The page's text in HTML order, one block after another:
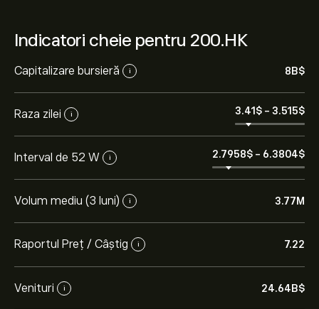
Indicatori cheie pentru 200.HK
Capitalizare bursieră i 8B‎$‎
Raza zilei i 3.41‎$‎ - 3.515‎$‎
Interval de 52 W i 2.7958‎$‎ - 6.3804‎$‎
Volum mediu (3 luni) i 3.77M
Raportul Preț / Câștig i 7.22
Venituri i 24.64B‎$‎